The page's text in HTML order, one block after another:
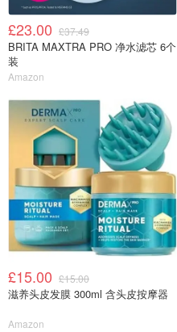
£23.00 £37.49
BRITA MAXTRA PRO 净水滤芯 6个
装
Amazon
£15.00 £15.00
滋养头皮发膜 300ml 含头皮按摩器
Amazon